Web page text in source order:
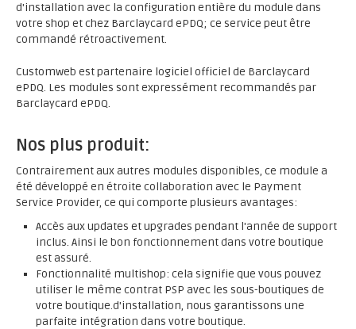
d'installation avec la configuration entière du module dans
votre shop et chez Barclaycard ePDQ; ce service peut être
commandé rétroactivement.
Customweb est partenaire logiciel officiel de Barclaycard
ePDQ. Les modules sont expressément recommandés par
Barclaycard ePDQ.
Nos plus produit:
Contrairement aux autres modules disponibles, ce module a
été développé en étroite collaboration avec le Payment
Service Provider, ce qui comporte plusieurs avantages:
Accès aux updates et upgrades pendant l'année de support
inclus. Ainsi le bon fonctionnement dans votre boutique
est assuré.
Fonctionnalité multishop: cela signifie que vous pouvez
utiliser le même contrat PSP avec les sous-boutiques de
votre boutique.d'installation, nous garantissons une
parfaite intégration dans votre boutique.